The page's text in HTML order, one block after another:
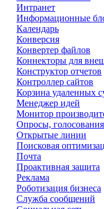
Интранет
Информационные
Календарь
Конверсия
Конвертер файлов
Коннекторы для
Конструктор отчетов
Контроллер сайтов
Корзина удаленных
Менеджер идей
Монитор
Опросы, голосования
Открытые линии
Поисковая
Почта
Проактивная защита
Реклама
Роботизация бизнеса
Служба сообщений